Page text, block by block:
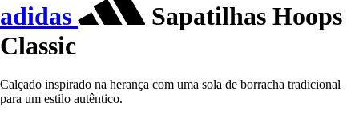
adidas
Sapatilhas Hoops
Classic
Calçado inspirado na herança com uma sola de borracha tradicional
para um estilo autêntico.